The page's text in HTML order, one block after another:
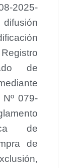
2025-
de
079-
de
de